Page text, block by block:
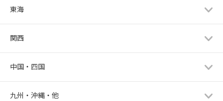
東海
関西
中国・四国
九州・沖縄・他